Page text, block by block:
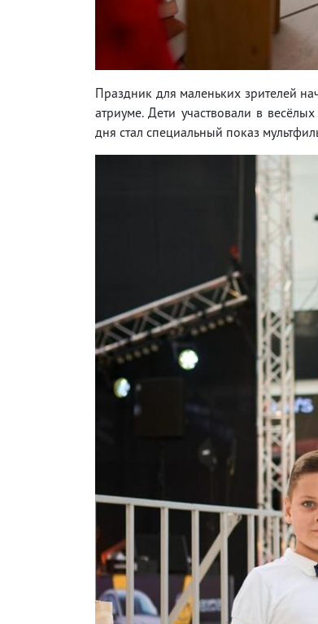
Праздник для маленьких зрителей
атриуме. Дети участвовали в
дня стал специальный показ